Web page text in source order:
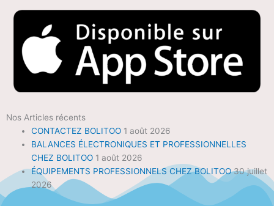
Nos Articles récents
CONTACTEZ BOLITOO 1 août 2026
BALANCES ÉLECTRONIQUES ET PROFESSIONNELLES
CHEZ BOLITOO 1 août 2026
ÉQUIPEMENTS PROFESSIONNELS CHEZ BOLITOO 30 juillet
2026